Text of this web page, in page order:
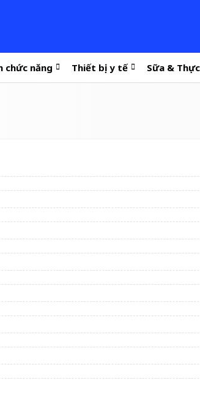
chức năng Thiết bị y tế Sữa &